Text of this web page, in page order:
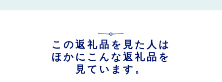
この返礼品を見た人は
ほかにこんな返礼品を
見ています。